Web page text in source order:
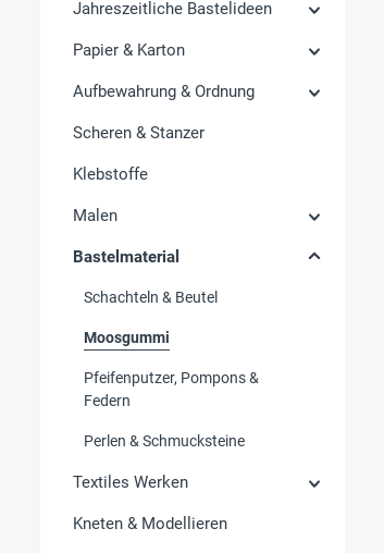
Jahreszeitliche Bastelideen
Papier & Karton
Aufbewahrung & Ordnung
Scheren & Stanzer
Klebstoffe
Malen
Bastelmaterial
Schachteln & Beutel
Moosgummi
Pfeifenputzer, Pompons &
Federn
Perlen & Schmucksteine
Textiles Werken
Kneten & Modellieren